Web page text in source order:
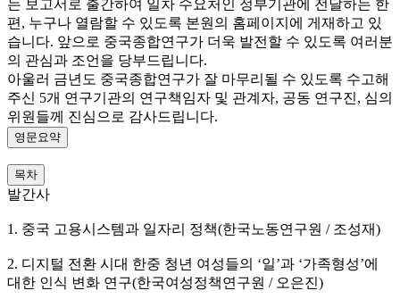
는 보고서로 출간하여 일차 수요처인 정부기관에 전달하는 한
편, 누구나 열람할 수 있도록 본원의 홈페이지에 게재하고 있
습니다. 앞으로 중국종합연구가 더욱 발전할 수 있도록 여러분
의 관심과 조언을 당부드립니다.
아울러 금년도 중국종합연구가 잘 마무리될 수 있도록 수고해
주신 5개 연구기관의 연구책임자 및 관계자, 공동 연구진, 심의
위원들께 진심으로 감사드립니다.
영문요약
목차
발간사
1. 중국 고용시스템과 일자리 정책(한국노동연구원 / 조성재)
2. 디지털 전환 시대 한중 청년 여성들의 ‘일’과 ‘가족형성’에
대한 인식 변화 연구(한국여성정책연구원 / 오은진)